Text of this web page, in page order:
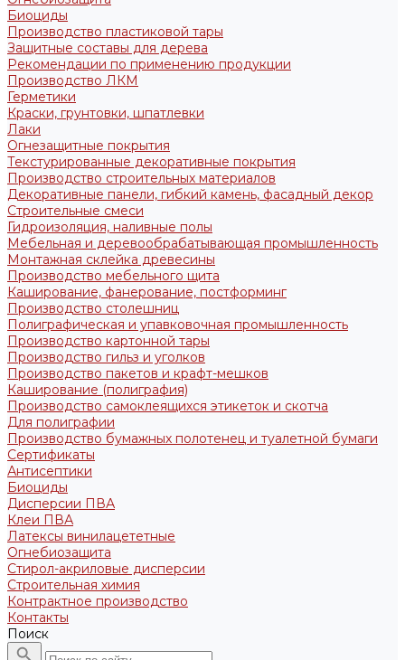
Биоциды
Производство пластиковой тары
Защитные составы для дерева
Рекомендации по применению продукции
Производство ЛКМ
Герметики
Краски, грунтовки, шпатлевки
Лаки
Огнезащитные покрытия
Текстурированные декоративные покрытия
Производство строительных материалов
Декоративные панели, гибкий камень, фасадный декор
Строительные смеси
Гидроизоляция, наливные полы
Мебельная и деревообрабатывающая промышленность
Монтажная склейка древесины
Производство мебельного щита
Каширование, фанерование, постформинг
Производство столешниц
Полиграфическая и упавковочная промышленность
Производство картонной тары
Производство гильз и уголков
Производство пакетов и крафт-мешков
Каширование (полиграфия)
Производство самоклеящихся этикеток и скотча
Для полиграфии
Производство бумажных полотенец и туалетной бумаги
Сертификаты
Антисептики
Биоциды
Дисперсии ПВА
Клеи ПВА
Латексы винилацететные
Огнебиозащита
Стирол-акриловые дисперсии
Строительная химия
Контрактное производство
Контакты
Поиск